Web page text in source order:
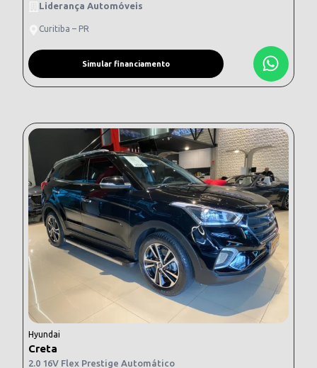
Liderança Automóveis
Curitiba – PR
Simular financiamento
Hyundai
Creta
2.0 16V Flex Prestige Automático